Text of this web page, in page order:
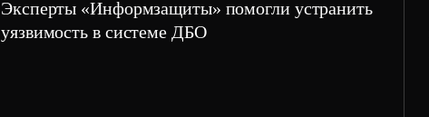
Эксперты «Информзащиты» помогли устранить
уязвимость в системе ДБО